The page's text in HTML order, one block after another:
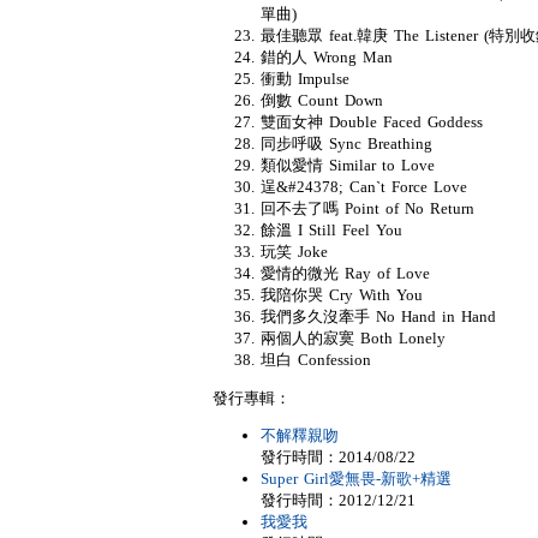
單曲)
最佳聽眾 feat.韓庚 The Listener (特別收
錯的人 Wrong Man
衝動 Impulse
倒數 Count Down
雙面女神 Double Faced Goddess
同步呼吸 Sync Breathing
類似愛情 Similar to Love
逞&#24378; Can`t Force Love
回不去了嗎 Point of No Return
餘溫 I Still Feel You
玩笑 Joke
愛情的微光 Ray of Love
我陪你哭 Cry With You
我們多久沒牽手 No Hand in Hand
兩個人的寂寞 Both Lonely
坦白 Confession
發行專輯：
不解釋親吻
發行時間：2014/08/22
Super Girl愛無畏-新歌+精選
發行時間：2012/12/21
我愛我